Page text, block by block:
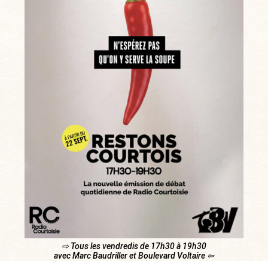
⇨ Tous les vendredis de 17h30 à 19h30
avec Marc Baudriller et Boulevard Voltaire ⇦